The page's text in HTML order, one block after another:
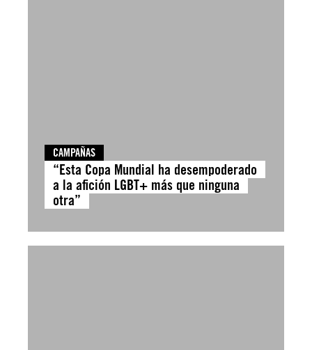
CAMPAÑAS
“Esta Copa Mundial ha desempoderado
a la afición LGBT+ más que ninguna
otra”